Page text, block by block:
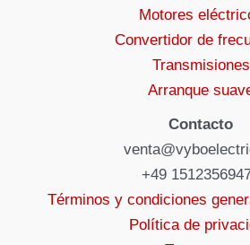
Motores
Convertidor de
Transmisiones
Arranque
Contacto
+49
Términos y condiciones
Política de